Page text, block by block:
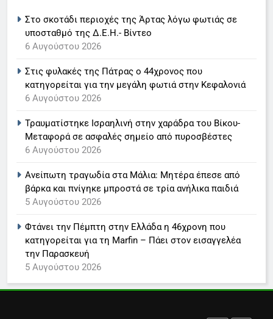
Στο σκοτάδι περιοχές της Άρτας λόγω φωτιάς σε
υποσταθμό της Δ.Ε.Η.- Βίντεο
6 Αυγούστου 2026
Στις φυλακές της Πάτρας ο 44χρονος που
κατηγορείται για την μεγάλη φωτιά στην Κεφαλονιά
6 Αυγούστου 2026
Τραυματίστηκε Ισραηλινή στην χαράδρα του Βίκου-
Μεταφορά σε ασφαλές σημείο από πυροσβέστες
6 Αυγούστου 2026
Ανείπωτη τραγωδία στα Μάλια: Μητέρα έπεσε από
βάρκα και πνίγηκε μπροστά σε τρία ανήλικα παιδιά
5 Αυγούστου 2026
Φτάνει την Πέμπτη στην Ελλάδα η 46χρονη που
κατηγορείται για τη Marfin – Πάει στον εισαγγελέα
την Παρασκευή
5 Αυγούστου 2026
6
ανακοίνωση του σταθμού
LIFESTYLE-MEDIA
7
Τέλος από τον ΑΝΤ1 ο
LIFESTYLE-MEDIA
8
Καθημερινή και The New York
Times μαζί σε μια νέα
1